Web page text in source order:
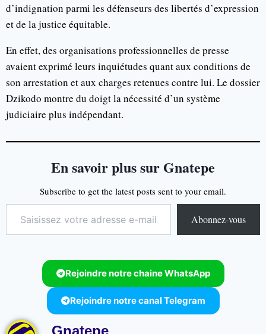
d’indignation parmi les défenseurs des libertés d’expression
et de la justice équitable.
En effet, des organisations professionnelles de presse
avaient exprimé leurs inquiétudes quant aux conditions de
son arrestation et aux charges retenues contre lui. Le dossier
Dzikodo montre du doigt la nécessité d’un système
judiciaire plus indépendant.
En savoir plus sur Gnatepe
Subscribe to get the latest posts sent to your email.
Abonnez-vous
Rejoindre notre chaine WhatsApp
Rejoindre notre canal Telegram